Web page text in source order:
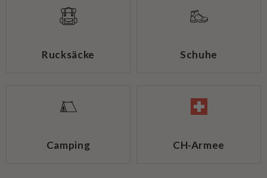
Rucksäcke Schuhe
Camping CH-Armee